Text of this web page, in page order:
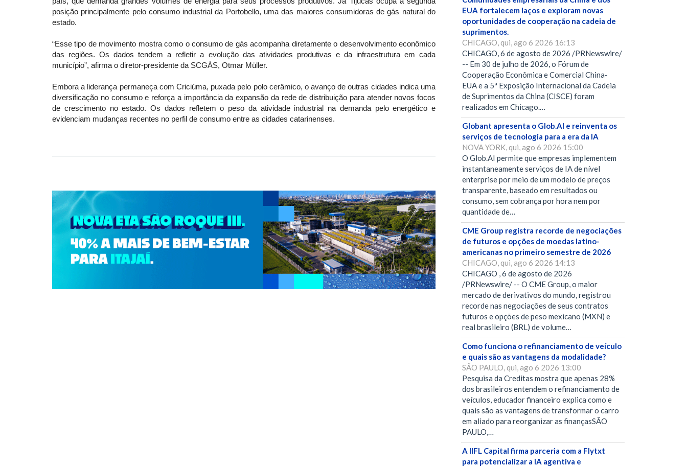
posição principalmente pelo consumo industrial da Portobello, uma das maiores consumidoras de gás natural do
estado.
“Esse tipo de movimento mostra como o consumo de gás acompanha diretamente o desenvolvimento econômico
das regiões. Os dados tendem a refletir a evolução das atividades produtivas e da infraestrutura em cada
município”, afirma o diretor-presidente da SCGÁS, Otmar Müller.
Embora a liderança permaneça com Criciúma, puxada pelo polo cerâmico, o avanço de outras cidades indica uma
diversificação no consumo e reforça a importância da expansão da rede de distribuição para atender novos focos
de crescimento no estado. Os dados refletem o peso da atividade industrial na demanda pelo energético e
evidenciam mudanças recentes no perfil de consumo entre as cidades catarinenses.
EUA fortalecem laços e exploram novas
oportunidades de cooperação na cadeia de
suprimentos.
CHICAGO, qui, ago 6 2026 16:13
CHICAGO, 6 de agosto de 2026 /PRNewswire/
-- Em 30 de julho de 2026, o Fórum de
Cooperação Econômica e Comercial China-
EUA e a 5ª Exposição Internacional da Cadeia
de Suprimentos da China (CISCE) foram
realizados em Chicago.…
Globant apresenta o Glob.AI e reinventa os
serviços de tecnologia para a era da IA
NOVA YORK, qui, ago 6 2026 15:00
O Glob.AI permite que empresas implementem
instantaneamente serviços de IA de nível
enterprise por meio de um modelo de preços
transparente, baseado em resultados ou
consumo, sem cobrança por hora nem por
quantidade de…
CME Group registra recorde de negociações
de futuros e opções de moedas latino-
americanas no primeiro semestre de 2026
CHICAGO, qui, ago 6 2026 14:13
CHICAGO , 6 de agosto de 2026
/PRNewswire/ -- O CME Group, o maior
mercado de derivativos do mundo, registrou
recorde nas negociações de seus contratos
futuros e opções de peso mexicano (MXN) e
real brasileiro (BRL) de volume…
Como funciona o refinanciamento de veículo
e quais são as vantagens da modalidade?
SÃO PAULO, qui, ago 6 2026 13:00
Pesquisa da Creditas mostra que apenas 28%
dos brasileiros entendem o refinanciamento de
veículos, educador financeiro explica como e
quais são as vantagens de transformar o carro
em aliado para reorganizar as finançasSÃO
PAULO,…
A IIFL Capital firma parceria com a Flytxt
para potencializar a IA agentiva e